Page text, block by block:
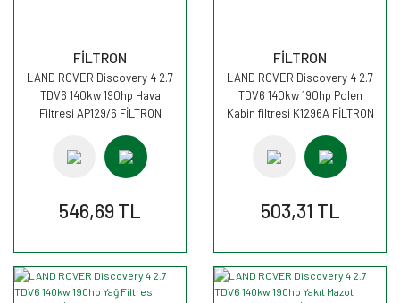
FİLTRON
LAND ROVER Discovery 4 2.7
TDV6 140kw 190hp Hava
Filtresi AP129/6 FİLTRON
546,69 TL
FİLTRON
LAND ROVER Discovery 4 2.7
TDV6 140kw 190hp Polen
Kabin filtresi K1296A FİLTRON
503,31 TL